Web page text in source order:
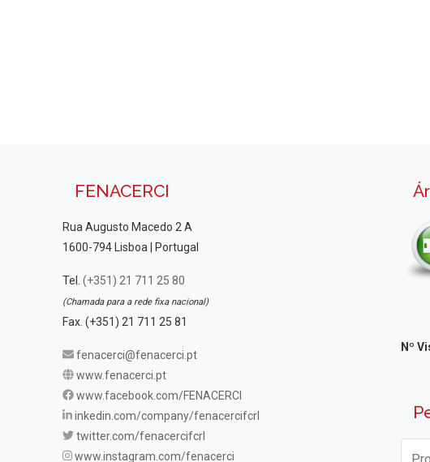
FENACERCI
Rua Augusto Macedo 2 A
1600-794 Lisboa | Portugal
Tel. (+351) 21 711 25 80
(Chamada para a rede fixa nacional)
Fax. (+351) 21 711 25 81
fenacerci@fenacerci.pt
www.fenacerci.pt
www.facebook.com/FENACERCI
inkedin.com/company/fenacercifcrl
twitter.com/fenacercifcrl
www.instagram.com/fenacerci
Nº